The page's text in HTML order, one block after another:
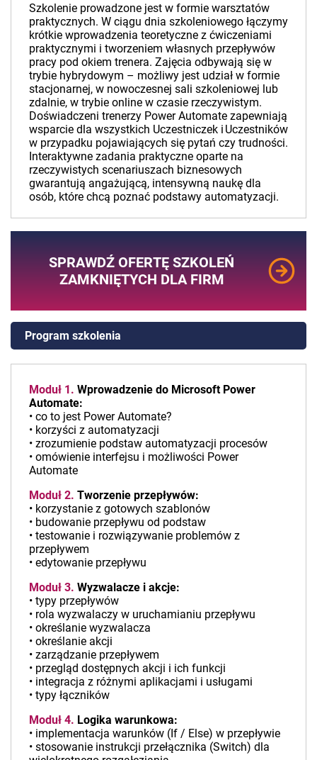
Szkolenie prowadzone jest w formie warsztatów
praktycznych. W ciągu dnia szkoleniowego łączymy
krótkie wprowadzenia teoretyczne z ćwiczeniami
praktycznymi i tworzeniem własnych przepływów
pracy pod okiem trenera. Zajęcia odbywają się w
trybie hybrydowym – możliwy jest udział w formie
stacjonarnej, w nowoczesnej sali szkoleniowej lub
zdalnie, w trybie online w czasie rzeczywistym.
Doświadczeni trenerzy Power Automate zapewniają
wsparcie dla wszystkich Uczestniczek i Uczestników
w przypadku pojawiających się pytań czy trudności.
Interaktywne zadania praktyczne oparte na
rzeczywistych scenariuszach biznesowych
gwarantują angażującą, intensywną naukę dla
osób, które chcą poznać podstawy automatyzacji.
SPRAWDŹ OFERTĘ SZKOLEŃ
ZAMKNIĘTYCH DLA FIRM
Program szkolenia
Moduł 1. Wprowadzenie do Microsoft Power
Automate:
• co to jest Power Automate?
• korzyści z automatyzacji
• zrozumienie podstaw automatyzacji procesów
• omówienie interfejsu i możliwości Power
Automate
Moduł 2. Tworzenie przepływów:
• korzystanie z gotowych szablonów
• budowanie przepływu od podstaw
• testowanie i rozwiązywanie problemów z
przepływem
• edytowanie przepływu
Moduł 3. Wyzwalacze i akcje:
• typy przepływów
• rola wyzwalaczy w uruchamianiu przepływu
• określanie wyzwalacza
• określanie akcji
• zarządzanie przepływem
• przegląd dostępnych akcji i ich funkcji
• integracja z różnymi aplikacjami i usługami
• typy łączników
Moduł 4. Logika warunkowa:
• implementacja warunków (If / Else) w przepływie
• stosowanie instrukcji przełącznika (Switch) dla